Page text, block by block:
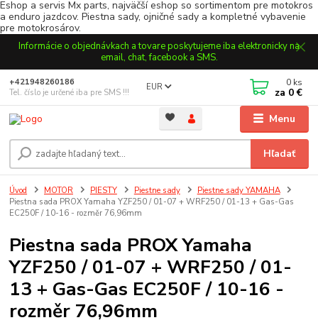
Eshop a servis Mx parts, najväčší eshop so sortimentom pre motokros
a enduro jazdcov. Piestna sady, ojničné sady a kompletné vybavenie
pre motokrosárov.
Informácie o objednávkach a tovare poskytujeme iba elektronicky na
email, chat, facebook a SMS.
Menu
EUR
Hľadať
+421948260186
Tel. číslo je určené iba pre SMS !!!
0 ks
za 0 €
Úvod MOTOR PIESTY Piestne sady
Piestne sady YAMAHA
Piestna sada PROX Yamaha YZF250 / 01-07 + WRF250 / 01-13 + Gas-Gas
EC250F / 10-16 - rozměr 76,96mm
Piestna sada PROX Yamaha
YZF250 / 01-07 + WRF250 / 01-
13 + Gas-Gas EC250F / 10-16 -
rozměr 76,96mm